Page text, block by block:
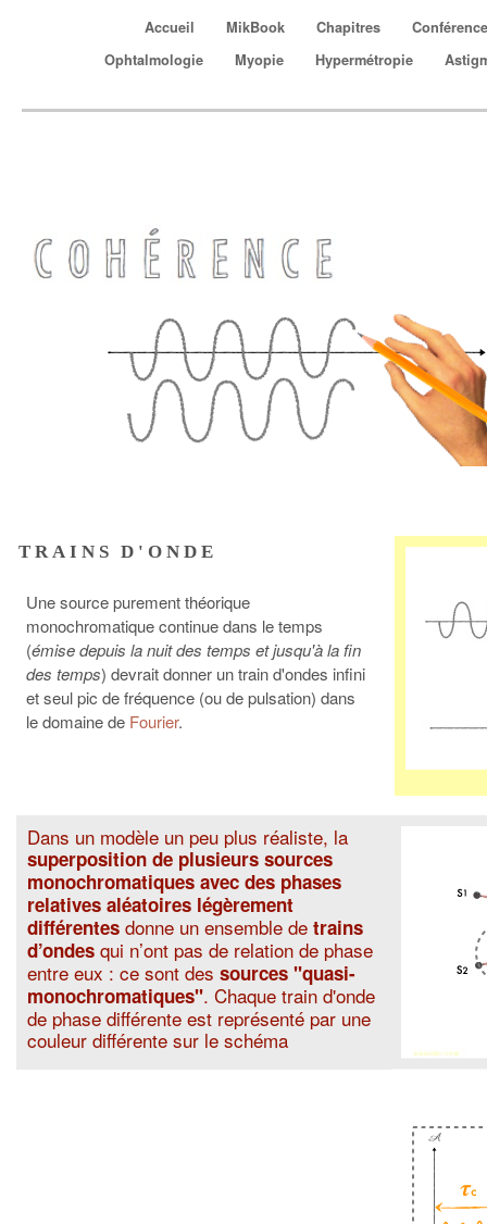
Accueil MikBook Chapitres
Ophtalmologie
Myopie Hypermétropie
COHÉRENCE
TRAINS D'ONDE
Une source purement théorique
monochromatique continue dans le temps
(émise depuis la nuit des temps et jusqu'à la fin
des temps) devrait donner un train d'ondes infini
et seul pic de fréquence (ou de pulsation) dans
le domaine de Fourier.
Dans un modèle un peu plus réaliste, la
superposition de plusieurs sources
monochromatiques avec des phases
relatives aléatoires légèrement
différentes donne un ensemble de trains
d’ondes qui n’ont pas de relation de phase
entre eux : ce sont des sources "quasi-
monochromatiques". Chaque train d'onde
de phase différente est représenté par une
couleur différente sur le schéma